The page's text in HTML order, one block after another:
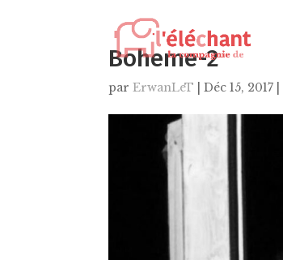
Boheme-2
parErwanLeT |Déc 15, 2017